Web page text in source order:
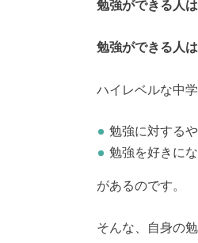
勉強ができる人
勉強ができる人
ハイレベルな中
勉強に対する
勉強を好きに
があるのです。
そんな、自身の